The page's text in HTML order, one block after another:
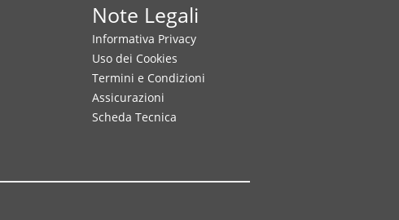
Note Legali
Informativa Privacy
Uso dei Cookies
Termini e Condizioni
Assicurazioni
Scheda Tecnica